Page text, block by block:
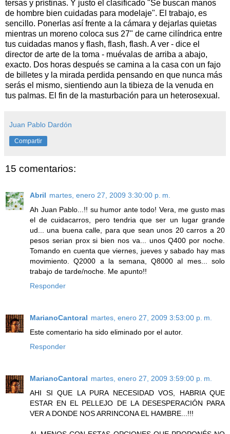
tersas y prístinas. Y justo el clasificado "Se buscan manos
de hombre bien cuidadas para modelaje". El trabajo, es
sencillo. Ponerlas así frente a la cámara y dejarlas quietas
mientras un moreno coloca sus 27" de carne cilíndrica entre
tus cuidadas manos y flash, flash, flash. A ver - dice el
director de arte de la toma - muévalas de arriba a abajo,
exacto. Dos horas después se camina a la casa con un fajo
de billetes y la mirada perdida pensando en que nunca más
serás el mismo, sientiendo aun la tibieza de la venuda en
tus palmas. El fin de la masturbación para un heterosexual.
Juan Pablo Dardón
Compartir
15 comentarios:
Abril martes, enero 27, 2009 3:30:00 p. m.
Ah Juan Pablo...!! su humor ante todo! Vera, me gusto mas
el de cuidacarros, pero tendria que ser un lugar grande
ud... una buena calle, para que sean unos 20 carros a 20
pesos serian prox si bien nos va... unos Q400 por noche.
Tomando en cuenta que viernes, jueves y sabado hay mas
movimiento. Q2000 a la semana, Q8000 al mes... solo
trabajo de tarde/noche. Me apunto!!
Responder
MarianoCantoral martes, enero 27, 2009 3:53:00 p. m.
Este comentario ha sido eliminado por el autor.
Responder
MarianoCantoral martes, enero 27, 2009 3:59:00 p. m.
AHI SI QUE LA PURA NECESIDAD VOS, HABRIA QUE
ESTAR EN EL PELLEJO DE LA DESESPERACIÓN PARA
VER A DONDE NOS ARRINCONA EL HAMBRE...!!!